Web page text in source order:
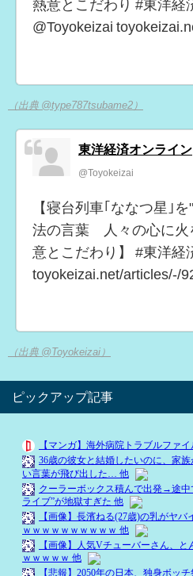
熱意とこだわり #東洋経
@Toyokeizai
（出典 @type787tsubame2）
東洋経済オンライン
@Toyokeizai
【寝台列車｢ななつ星｣
法の言葉 人々の心に火
意とこだわり】 #東洋経
toyokeizai.net/articles/-/
（出典 @Toyokeizai）
ピックアップ記事